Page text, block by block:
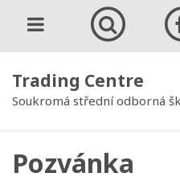
Trading Centre
Soukromá střední odborná
Pozvánka